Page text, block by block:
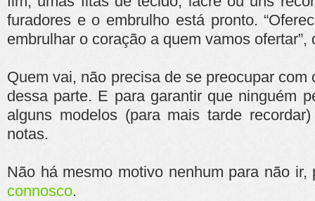
furadores e o embrulho está pronto.
embrulhar o coração a quem vamos
Quem vai, não precisa de se preocupar com
dessa parte. E para garantir que ninguém
alguns modelos (para mais tarde
notas.
Não há mesmo motivo nenhum para não
connosco.